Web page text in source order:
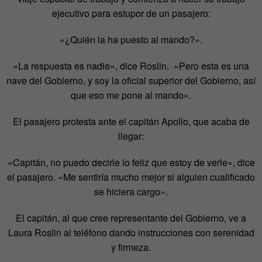
ejecutivo para estupor de un pasajero:
«¿Quién la ha puesto al mando?».
«La respuesta es nadie», dice Roslin. «Pero esta es una
nave del Gobierno, y soy la oficial superior del Gobierno, así
que eso me pone al mando».
El pasajero protesta ante el capitán Apollo, que acaba de
llegar:
«Capitán, no puedo decirle lo feliz que estoy de verle», dice
el pasajero. «Me sentiría mucho mejor si alguien cualificado
se hiciera cargo».
El capitán, al que cree representante del Gobierno, ve a
Laura Roslin al teléfono dando instrucciones con serenidad
y firmeza.